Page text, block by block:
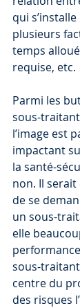
qui
plusieurs
temps
requise, etc.
Parmi les
sous-
l’image est
impactant
la santé-
non. Il
de se
un sous-
elle
sous-
centre du
des risques